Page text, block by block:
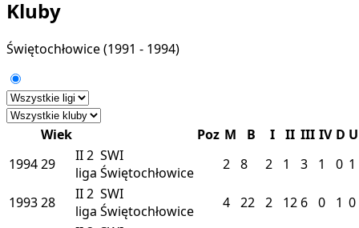
Kluby
Świętochłowice(1991 - 1994)
Wiek Poz M B I II III IV D U
199429 II2
liga
SWI
Świętochłowice
2 8 2 1 3 1 0 1
199328 II2
liga
SWI
Świętochłowice
4 22 2 12 6 0 1 0